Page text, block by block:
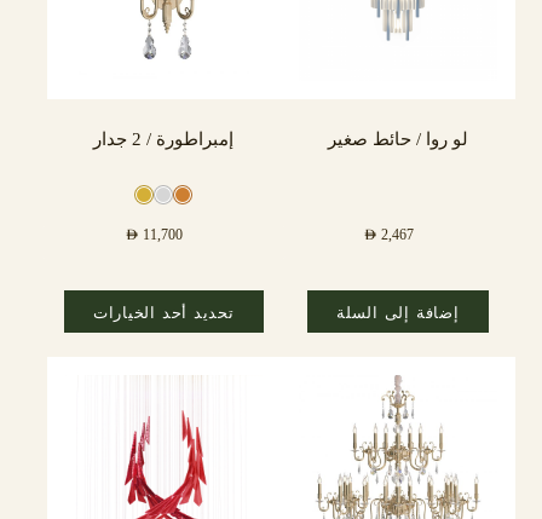
لو روا / حائط صغير
AED 2,467
إضافة إلى السلة
إمبراطورة / 2 جدار
AED 11,700
تحديد أحد الخيارات